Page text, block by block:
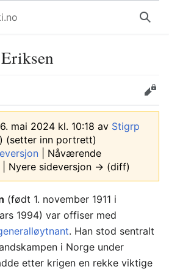
Søk
Rediger
mai 2024 kl. 10:18 av Stigrp
) (setter inn portrett)
| Nåværende
Nyere sideversjon → (diff)
(født 1. november 1911 i
1994) var offiser med
. Han stod sentralt
i Norge under
etter krigen en rekke viktige